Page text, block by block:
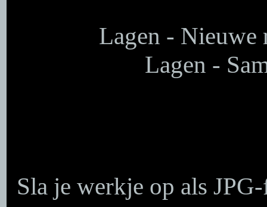
Lagen - Nieuwe
Lagen -
Sla je werkje op als